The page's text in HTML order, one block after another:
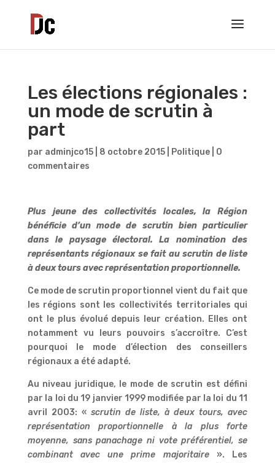
Les élections régionales :
un mode de scrutin à
part
par adminjco15| 8 octobre 2015| Politique| 0
commentaires
Plus jeune des collectivités locales, la Région
bénéficie d’un mode de scrutin bien particulier
dans le paysage électoral. La nomination des
représentants régionaux se fait au scrutin de liste
à deux tours avec représentation proportionnelle.
Ce mode de scrutin proportionnel vient du fait que
les régions sont les collectivités territoriales qui
ont le plus évolué depuis leur création. Elles ont
notamment vu leurs pouvoirs s’accroître. C’est
pourquoi le mode d’élection des conseillers
régionaux a été adapté.
Au niveau juridique, le mode de scrutin est défini
par la loi du 19 janvier 1999 modifiée par la loi du 11
avril 2003: « scrutin de liste, à deux tours, avec
représentation proportionnelle à la plus forte
moyenne, sans panachage ni vote préférentiel, se
combinant avec une prime majoritaire». Les